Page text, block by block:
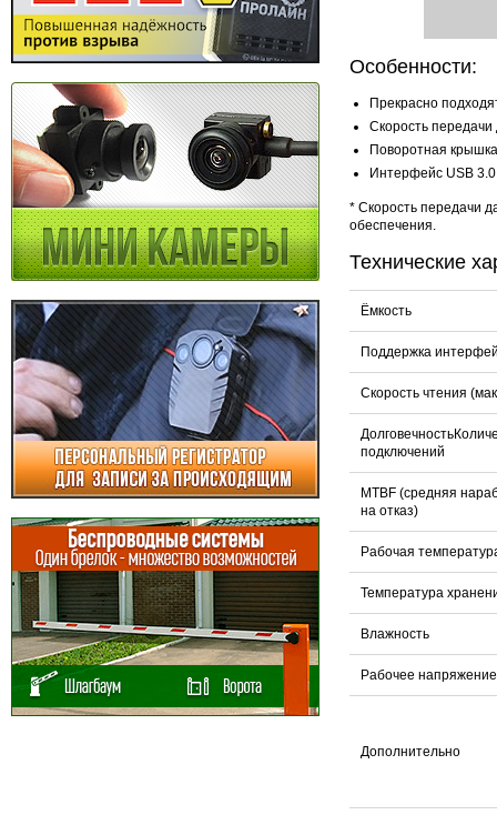
Особенности:
Прекрасно
Скорость
Поворотная крышка
Интерфейс USB 3.0
* Скорость передачи
обеспечения.
Технические
Ёмкость
Поддержка
Скорость чтения
подключений
MTBF (средняя
на отказ)
Рабочая
Температура
Влажность
Рабочее напряжение
Дополнительно